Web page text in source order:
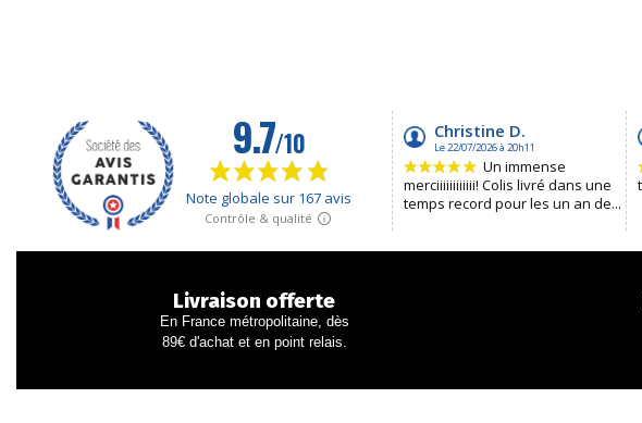
Livraison offerte
En France métropolitaine, dès
89€ d'achat et en point relais.